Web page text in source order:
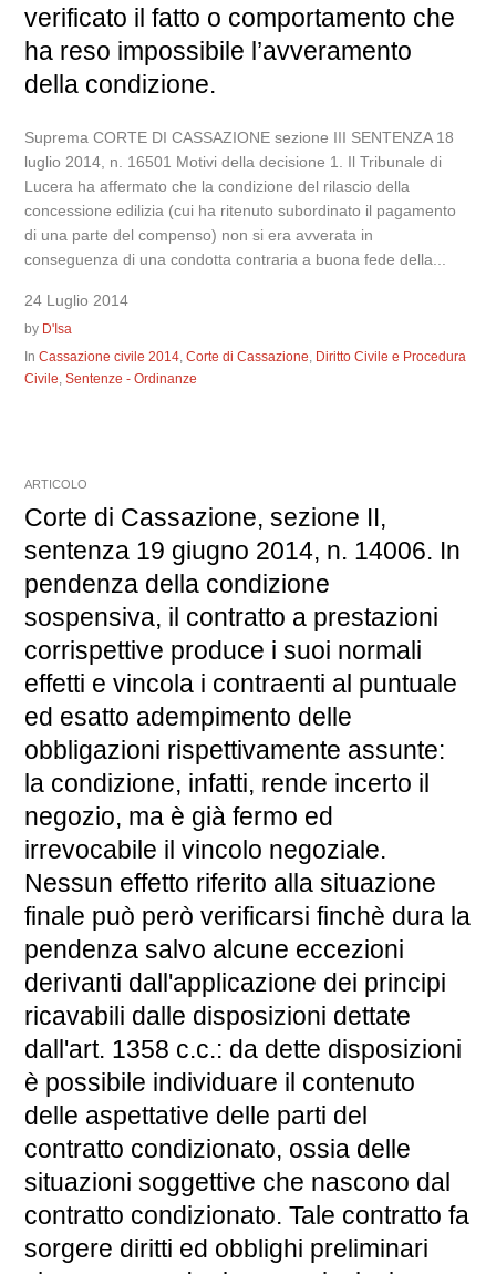
verificato il fatto o comportamento che
ha reso impossibile l’avveramento
della condizione.
Suprema CORTE DI CASSAZIONE sezione III SENTENZA 18
luglio 2014, n. 16501 Motivi della decisione 1. Il Tribunale di
Lucera ha affermato che la condizione del rilascio della
concessione edilizia (cui ha ritenuto subordinato il pagamento
di una parte del compenso) non si era avverata in
conseguenza di una condotta contraria a buona fede della...
24 Luglio 2014
by D'Isa
InCassazione civile 2014,Corte di Cassazione, Diritto Civile e Procedura
Civile,Sentenze - Ordinanze
ARTICOLO
Corte di Cassazione, sezione II,
sentenza 19 giugno 2014, n. 14006. In
pendenza della condizione
sospensiva, il contratto a prestazioni
corrispettive produce i suoi normali
effetti e vincola i contraenti al puntuale
ed esatto adempimento delle
obbligazioni rispettivamente assunte:
la condizione, infatti, rende incerto il
negozio, ma è già fermo ed
irrevocabile il vincolo negoziale.
Nessun effetto riferito alla situazione
finale può però verificarsi finchè dura la
pendenza salvo alcune eccezioni
derivanti dall'applicazione dei principi
ricavabili dalle disposizioni dettate
dall'art. 1358 c.c.: da dette disposizioni
è possibile individuare il contenuto
delle aspettative delle parti del
contratto condizionato, ossia delle
situazioni soggettive che nascono dal
contratto condizionato. Tale contratto fa
sorgere diritti ed obblighi preliminari